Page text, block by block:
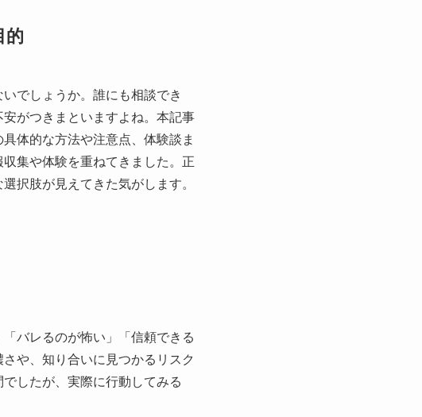
的
でしょうか。誰にも相談でき
がつきまといますよね。本記事
体的な方法や注意点、体験談ま
集や体験を重ねてきました。正
択肢が見えてきた気がします。
バレるのが怖い」「信頼できる
や、知り合いに見つかるリスク
したが、実際に行動してみる